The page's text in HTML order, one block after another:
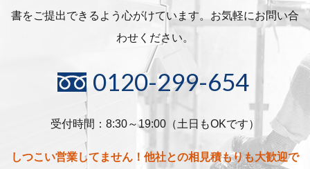
書をご提出できるよう心がけています。お気軽にお問い合
わせください。
0120-299-654
受付時間：8:30～19:00（土日もOKです）
しつこい営業してません！他社との相見積もりも大歓迎で